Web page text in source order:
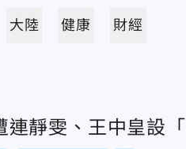
大陸 健康 財經
靜雯、王中皇設「